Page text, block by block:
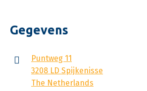
Gegevens
Puntweg 11
3208 LD Spijkenisse
The Netherlands